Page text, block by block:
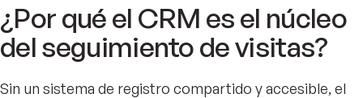
¿Por qué el CRM es el núcleo
del seguimiento de visitas?
Sin un sistema de registro compartido y accesible, el